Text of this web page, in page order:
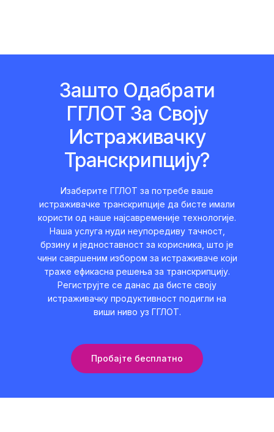
Зашто Одабрати
ГГЛОТ За Своју
Истраживачку
Транскрипцију?
Изаберите ГГЛОТ за потребе ваше
истраживачке транскрипције да бисте имали
користи од наше најсавременије технологије.
Наша услуга нуди неупоредиву тачност,
брзину и једноставност за корисника, што је
чини савршеним избором за истраживаче који
траже ефикасна решења за транскрипцију.
Региструјте се данас да бисте своју
истраживачку продуктивност подигли на
виши ниво уз ГГЛОТ.
Пробајте бесплатно